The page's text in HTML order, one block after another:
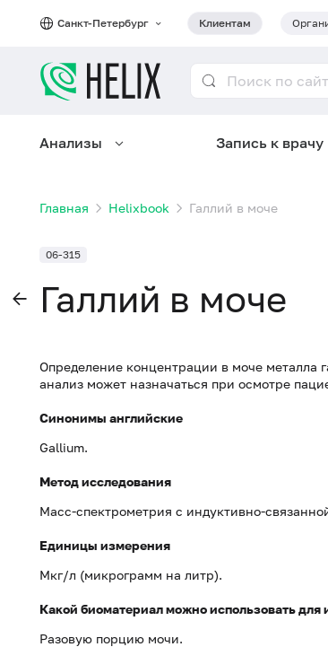
Санкт-Петербург Клиентам
Анализы Запись к врачу
Главная Helixbook Галлий в моче
06-315
Галлий в моче
Определение концентрации в моче металла
анализ может назначаться при осмотре
Синонимы английские
Gallium.
Метод исследования
Масс-спектрометрия с индуктивно-
Единицы измерения
Мкг/л (микрограмм на литр).
Какой биоматериал можно использовать для
Разовую порцию мочи.